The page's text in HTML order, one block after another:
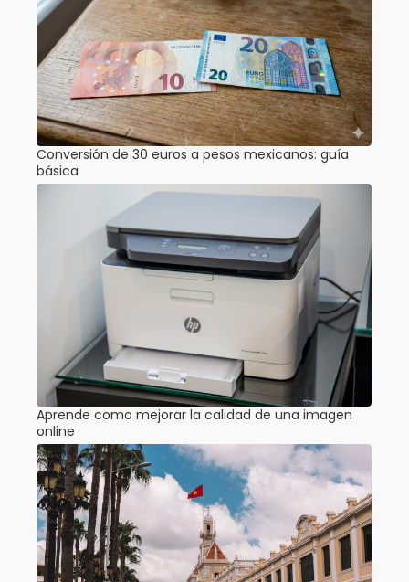
Conversión de 30 euros a pesos mexicanos: guía
básica
Aprende como mejorar la calidad de una imagen
online